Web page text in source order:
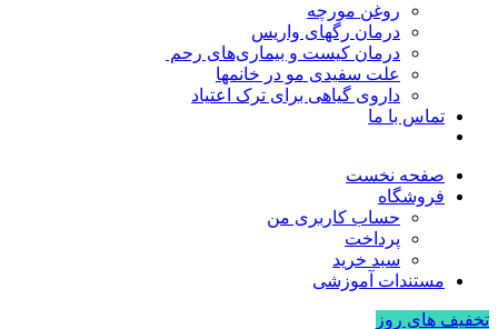
روغن مورچه
درمان رگهای واریس
درمان کیست و بیماری‌های رحم
علت سفیدی مو در خانمها
داروی گیاهی برای ترک اعتیاد
تماس با ما
صفحه نخست
فروشگاه
حساب کاربری من
پرداخت
سبد خرید
مستندات آموزشی
تخفیف های روز